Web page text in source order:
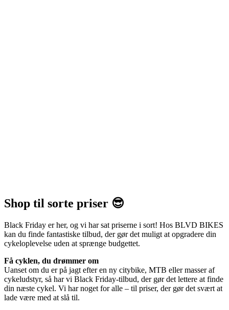
Shop til sorte priser 😎
Black Friday er her, og vi har sat priserne i sort! Hos BLVD BIKES
kan du finde fantastiske tilbud, der gør det muligt at opgradere din
cykeloplevelse uden at sprænge budgettet.
Få cyklen, du drømmer om
Uanset om du er på jagt efter en ny citybike, MTB eller masser af
cykeludstyr, så har vi Black Friday-tilbud, der gør det lettere at finde
din næste cykel. Vi har noget for alle – til priser, der gør det svært at
lade være med at slå til.